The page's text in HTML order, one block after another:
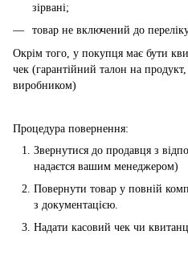
зірвані;
товар не включений до
Окрім того, у покупця має бути
чек (гарантійний талон на
виробником)
Процедура повернення:
Звернутися до продавця з
надаєтся вашим менеджером)
Повернути товар у повній
з документацією.
Надати касовий чек чи